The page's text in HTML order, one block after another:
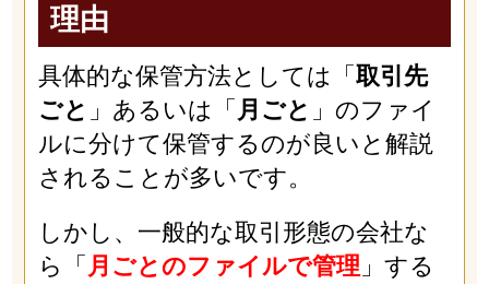
理由
具体的な保管方法としては「 取引先
ごと 」あるいは「 月ごと 」のファイ
ルに分けて保管するのが良いと解説
されることが多いです。
しかし、一般的な取引形態の会社な
ら「 月ごとのファイルで管理 」する